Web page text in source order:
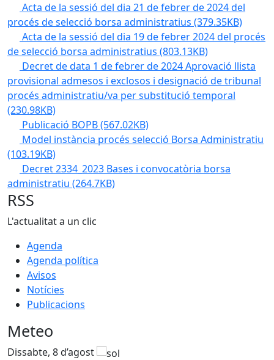
Acta de la sessió del dia 21 de febrer de 2024 del
procés de selecció borsa administratius (379.35KB)
Acta de la sessió del dia 19 de febrer 2024 del procés
de selecció borsa administratius (803.13KB)
Decret de data 1 de febrer de 2024 Aprovació llista
provisional admesos i exclosos i designació de tribunal
procés administratiu/va per substitució temporal
(230.98KB)
Publicació BOPB(567.02KB)
Model instància procés selecció Borsa Administratiu
(103.19KB)
Decret 2334_2023 Bases i convocatòria borsa
administratiu (264.7KB)
RSS
L'actualitat a un clic
Agenda
Agenda política
Avisos
Notícies
Publicacions
Meteo
Dissabte, 8 d’agost